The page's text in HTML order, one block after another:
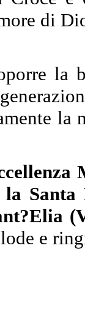
di
la
la
la
e